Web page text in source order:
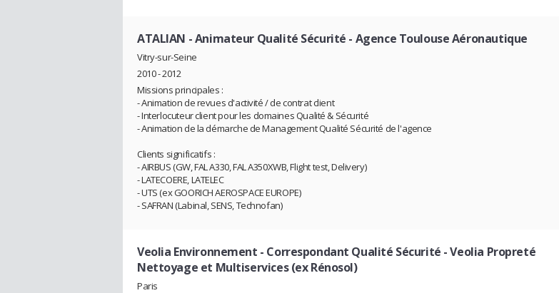
ATALIAN - Animateur Qualité Sécurité - Agence Toulouse Aéronautique
Vitry-sur-Seine
2010 - 2012
Missions principales :
- Animation de revues d'activité / de contrat client
- Interlocuteur client pour les domaines Qualité & Sécurité
- Animation de la démarche de Management Qualité Sécurité de l'agence
Clients significatifs :
- AIRBUS (GW, FAL A330, FAL A350XWB, Flight test, Delivery)
- LATECOERE, LATELEC
- UTS (ex GOORICH AEROSPACE EUROPE)
- SAFRAN (Labinal, SENS, Technofan)
Veolia Environnement - Correspondant Qualité Sécurité - Veolia Propreté
Nettoyage et Multiservices (ex Rénosol)
Paris